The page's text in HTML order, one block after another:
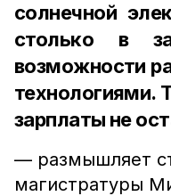
солнечной
столько в
возможности
технологиями.
зарплаты не
— размышляет
магистратуры